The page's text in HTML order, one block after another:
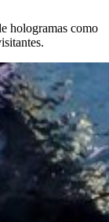
hologramas como